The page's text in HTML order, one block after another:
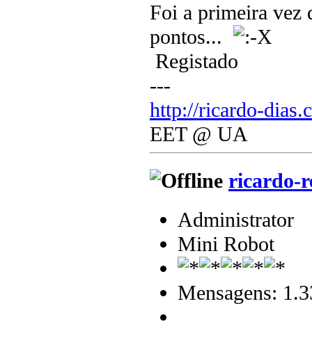
Foi a primeira vez
pontos...
Registado
---
http://ricardo-
EET @ UA
ricardo-
Administrator
Mini Robot
Mensagens: